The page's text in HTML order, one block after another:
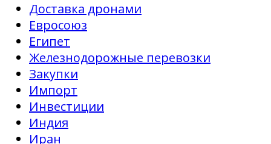
Доставка дронами
Евросоюз
Египет
Железнодорожные перевозки
Закупки
Импорт
Инвестиции
Индия
Иран